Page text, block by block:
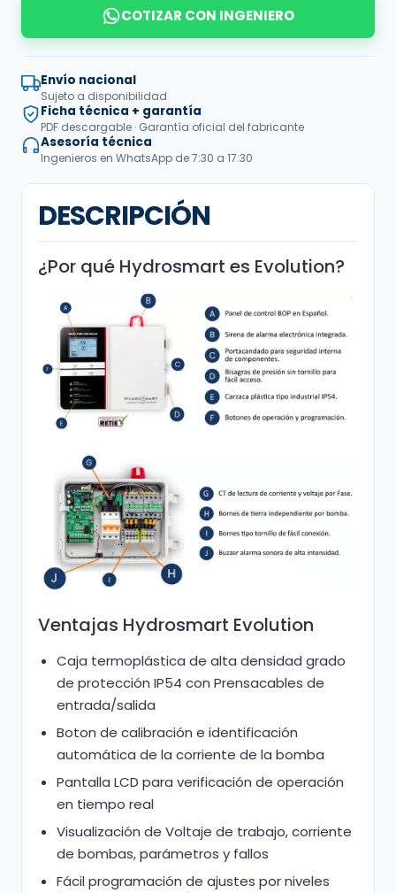
COTIZAR CON INGENIERO
Envío nacional
Sujeto a disponibilidad
Ficha técnica + garantía
PDF descargable · Garantía oficial del fabricante
Asesoría técnica
Ingenieros en WhatsApp de 7:30 a 17:30
DESCRIPCIÓN
¿Por qué Hydrosmart es Evolution?
Ventajas Hydrosmart Evolution
Caja termoplástica de alta densidad grado
de protección IP54 con Prensacables de
entrada/salida
Boton de calibración e identificación
automática de la corriente de la bomba
Pantalla LCD para verificación de operación
en tiempo real
Visualización de Voltaje de trabajo, corriente
de bombas, parámetros y fallos
Fácil programación de ajustes por niveles